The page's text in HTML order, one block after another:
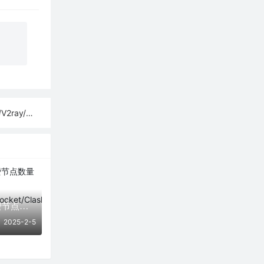
阅链接
「02月05日」免费节点数量29个，SSR/V2ray/Shadowrocket/Clash订阅链接
2025-2-5